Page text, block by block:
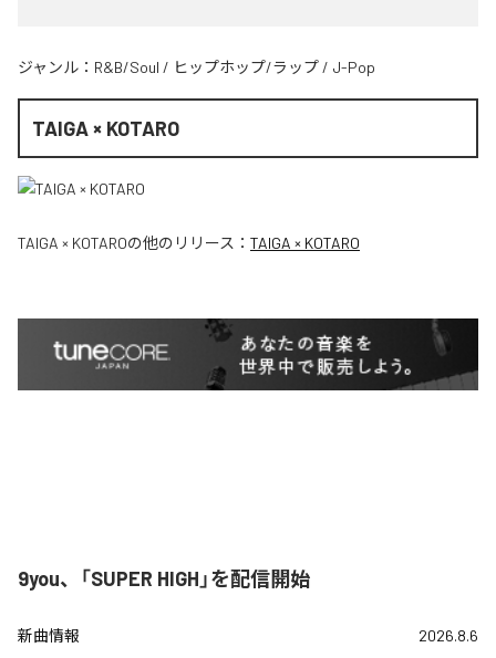
ジャンル： R&B/Soul / ヒップホップ/ラップ / J-Pop
TAIGA × KOTARO
TAIGA × KOTAROの他のリリース： TAIGA × KOTARO
9you、「SUPER HIGH」を配信開始
新曲情報 2026.8.6